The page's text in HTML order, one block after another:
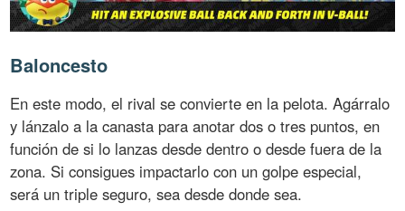
Baloncesto
En este modo, el rival se convierte en la pelota. Agárralo
y lánzalo a la canasta para anotar dos o tres puntos, en
función de si lo lanzas desde dentro o desde fuera de la
zona. Si consigues impactarlo con un golpe especial,
será un triple seguro, sea desde donde sea.